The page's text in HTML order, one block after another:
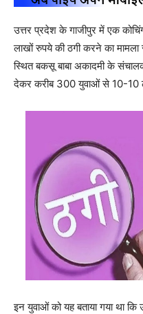
उत्तर प्रदेश के गाजीपुर में एक
लाखों रुपये की ठगी करने का
स्थित बकसू बाबा अकादमी के
देकर करीब 300 युवाओं से 10-10
इन युवाओं को यह बताया गया था कि